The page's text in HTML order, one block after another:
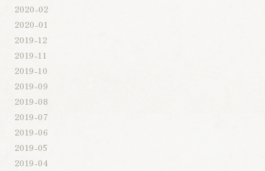
2020-02
2020-01
2019-12
2019-11
2019-10
2019-09
2019-08
2019-07
2019-06
2019-05
2019-04